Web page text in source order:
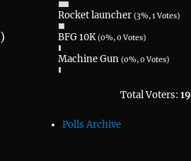
Rocket launcher (3%, 1 Votes)
BFG 10K(0%, 0 Votes)
Machine Gun (0%, 0 Votes)
Total Voters: 19
Polls Archive